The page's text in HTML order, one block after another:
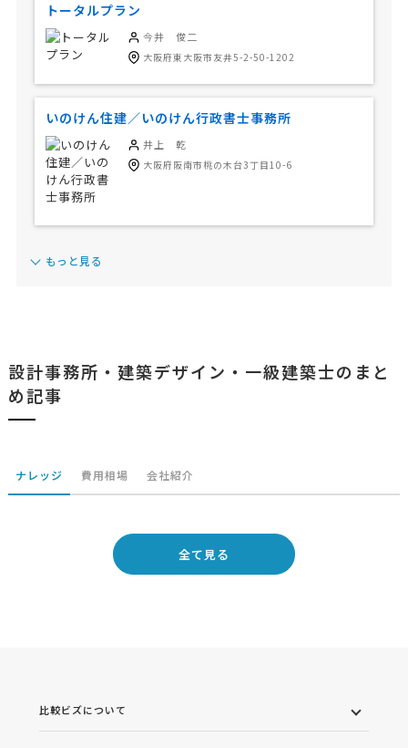
トータルプラン
今井 俊二
大阪府東大阪市友井5-2-50-1202
いのけん住建／いのけん行政書士事務所
井上 乾
大阪府阪南市桃の木台3丁目10-6
もっと見る
設計事務所・建築デザイン・一級建築士のまと
め記事
ナレッジ 費用相場 会社紹介
全て見る
比較ビズについて